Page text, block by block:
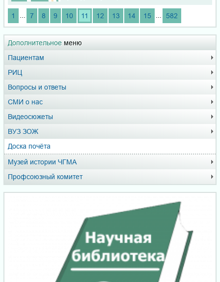
Дополнительное меню
Пациентам
РИЦ
Вопросы и ответы
СМИ о нас
Видеосюжеты
ВУЗ ЗОЖ
Доска почёта
Музей истории ЧГМА
Профсоюзный комитет
1 7 8 9 10 11 12 13 14 15 582